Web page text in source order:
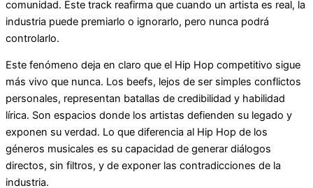
comunidad. Este track reafirma que cuando un artista es real, la
industria puede premiarlo o ignorarlo, pero nunca podrá
controlarlo.
Este fenómeno deja en claro que el Hip Hop competitivo sigue
más vivo que nunca. Los beefs, lejos de ser simples conflictos
personales, representan batallas de credibilidad y habilidad
lírica. Son espacios donde los artistas defienden su legado y
exponen su verdad. Lo que diferencia al Hip Hop de los
géneros musicales es su capacidad de generar diálogos
directos, sin filtros, y de exponer las contradicciones de la
industria.